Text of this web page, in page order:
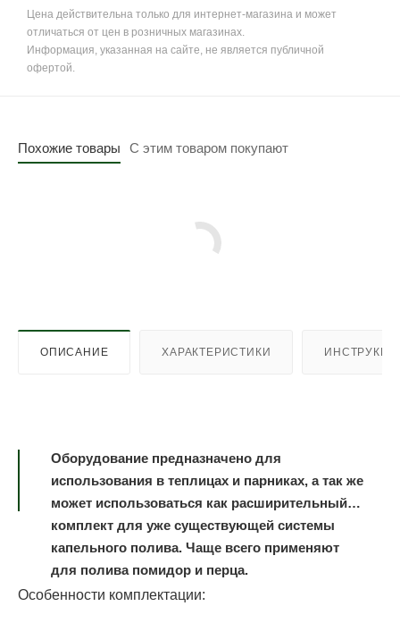
Цена действительна только для интернет-магазина и может
отличаться от цен в розничных магазинах.
Информация, указанная на сайте, не является публичной
офертой.
Похожие товары С этим товаром покупают
ОПИСАНИЕ ХАРАКТЕРИСТИКИ
Оборудование предназначено для
использования в теплицах и парниках, а так же
может использоваться как расширительный
комплект для уже существующей системы
капельного полива. Чаще всего применяют
для полива помидор и перца.
Особенности комплектации: